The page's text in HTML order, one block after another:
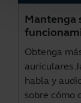
Mantenga
Obtenga
auriculares
habla y
sobre cómo